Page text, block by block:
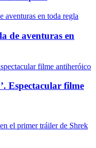
de aventuras en
Espectacular filme